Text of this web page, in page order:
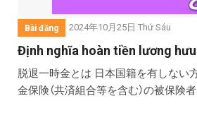
Bài đăng 2024年10月25日 Thứ Sáu
Định nghĩa hoàn tiền lương
脱退一時金とは 日本国籍を有しない
⾦保険（共済組合等を含む）の被保険者